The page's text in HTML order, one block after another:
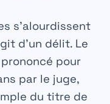
s’alourdissent
d’un délit. Le
pour
par le juge,
du titre de